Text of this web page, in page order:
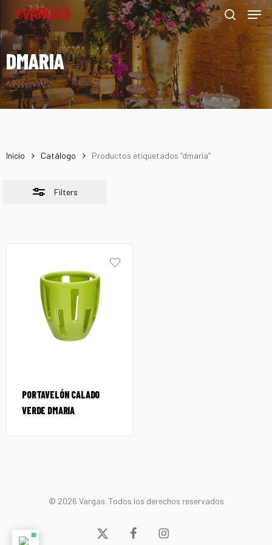
Skip
main
content
search
Menu
DMARIA
Inicio Catálogo Productos etiquetados “dmaria”
Filters
Close
Filters
PORTAVELÓN CALADO
VERDE DMARIA
© 2026 Vargas. Todos los derechos reservados
x-
facebookinstagram
Menu